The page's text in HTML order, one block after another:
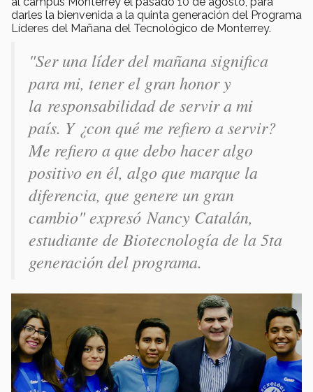
darles la bienvenida a la quinta generación del Programa
Líderes del Mañana del Tecnológico de Monterrey.
"Ser una líder del mañana significa
para mi, tener el gran honor y
la responsabilidad de servir a mi
país. Y ¿con qué me refiero a servir?
Me refiero a que debo hacer algo
positivo en él, algo que marque la
diferencia, que genere un gran
cambio" expresó Nancy Catalán,
estudiante de Biotecnología de la 5ta
generación del programa.